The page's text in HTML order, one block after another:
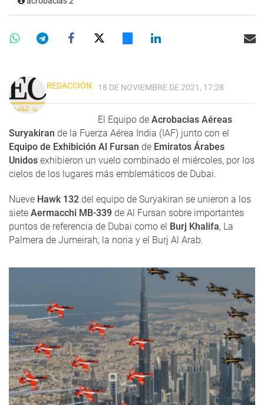
REDACCIÓN 18 DE NOVIEMBRE DE 2021, 17:28
El Equipo de Acrobacias Aéreas
Suryakiran de la Fuerza Aérea India (IAF) junto con el
Equipo de Exhibición Al Fursan de Emiratos Árabes
Unidos exhibieron un vuelo combinado el miércoles, por los
cielos de los lugares más emblemáticos de Dubai.
Nueve Hawk 132 del equipo de Suryakiran se unieron a los
siete Aermacchi MB-339 de Al Fursan sobre importantes
puntos de referencia de Dubai como el Burj Khalifa, La
Palmera de Jumeirah, la noria y el Burj Al Arab.